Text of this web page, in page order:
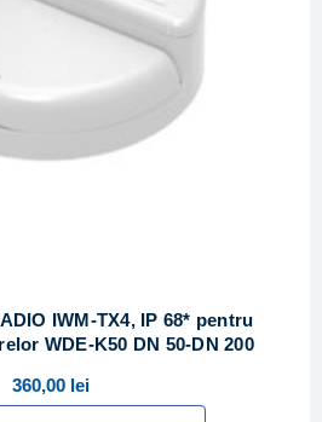
IWM-TX4, IP 68* pentru
WDE-K50 DN 50-DN 200
360,00 lei